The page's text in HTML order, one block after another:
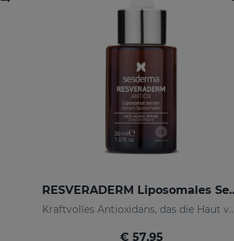
Kraftvolles Antioxidans, das die Haut vor Umwelteinflüssen schützt
€ 57,95